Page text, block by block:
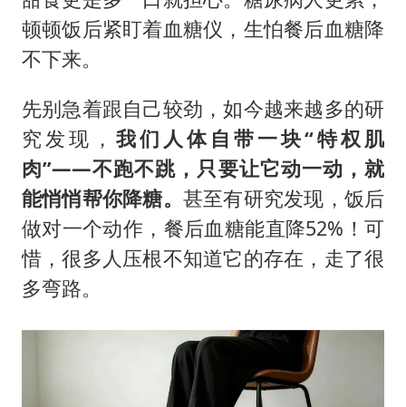
男子杀人后逃进深山21年活得像野人
985博士后被曝在妻子孕期出轨后续
47岁妈妈突然产女 26岁女儿：很震惊
如何把百年大党建设得更加坚强有力？
顿顿饭后紧盯着血糖仪，生怕餐后血糖降
不下来。
先别急着跟自己较劲，如今越来越多的研
究发现， 我们 人体自带一块“特权肌
肉”——不跑不跳，只要让它动一动，就
能悄悄帮你降糖。 甚至有研究发现，饭后
做对一个动作，餐后血糖能直降52%！可
惜，很多人压根不知道它的存在，走了很
多弯路。